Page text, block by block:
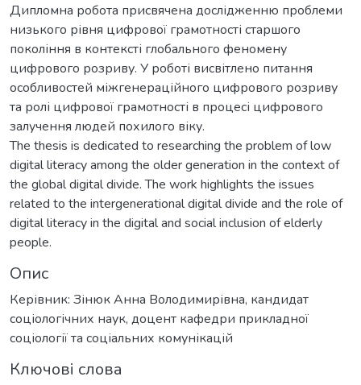
Дипломна робота присвячена дослідженню проблеми
низького рівня цифрової грамотності старшого
покоління в контексті глобального феномену
цифрового розриву. У роботі висвітлено питання
особливостей міжгенераційного цифрового розриву
та ролі цифрової грамотності в процесі цифрового
залучення людей похилого віку.
The thesis is dedicated to researching the problem of low
digital literacy among the older generation in the context of
the global digital divide. The work highlights the issues
related to the intergenerational digital divide and the role of
digital literacy in the digital and social inclusion of elderly
people.
Опис
Керівник: Зінюк Анна Володимирівна, кандидат
соціологічних наук, доцент кафедри прикладної
соціології та соціальних комунікацій
Ключові слова